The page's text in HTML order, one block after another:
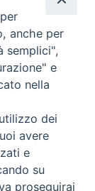
riservati - Vita
Torna
anche per
semplici",
e
nella
dei
avere
e
su
proseguirai